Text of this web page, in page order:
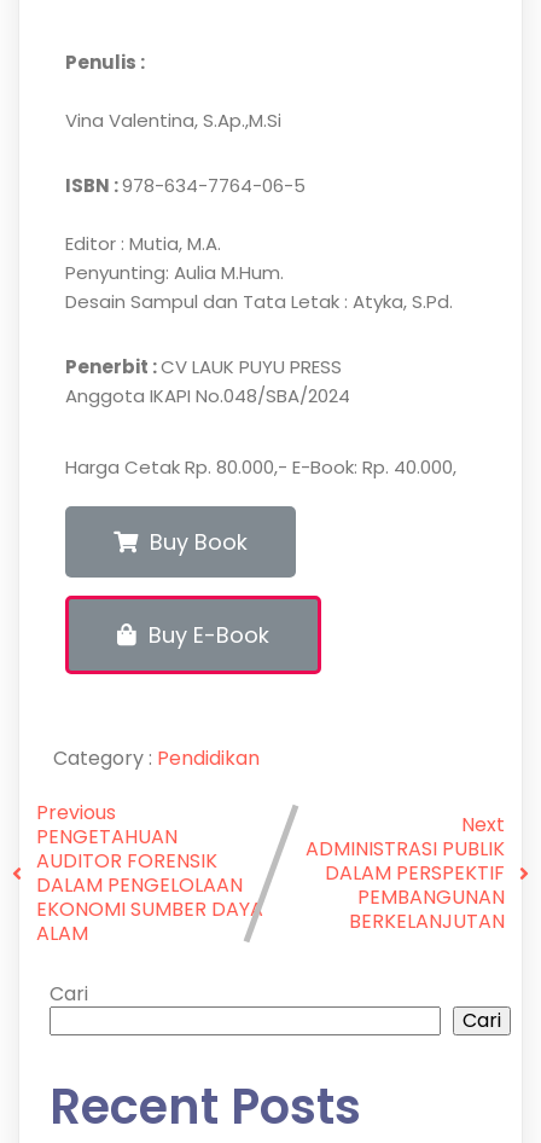
Penulis :
Vina Valentina, S.Ap.,M.Si
ISBN :978-634-7764-06-5
Editor : Mutia, M.A.
Penyunting: Aulia M.Hum.
Desain Sampul dan Tata Letak : Atyka, S.Pd.
Penerbit :CV LAUK PUYU PRESS
Anggota IKAPI No.048/SBA/2024
Harga Cetak Rp. 80.000,- E-Book: Rp. 40.000,
Buy Book
Buy E-Book
Category : Pendidikan
Previous
PENGETAHUAN
AUDITOR FORENSIK
DALAM PENGELOLAAN
EKONOMI SUMBER DAYA
ALAM
Next
ADMINISTRASI PUBLIK
DALAM PERSPEKTIF
PEMBANGUNAN
BERKELANJUTAN
Cari
Cari
Recent Posts